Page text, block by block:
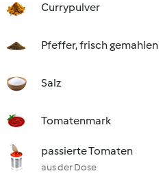
Currypulver
Pfeffer, frisch gemahlen
Salz
Tomatenmark
passierte Tomaten
aus der Dose